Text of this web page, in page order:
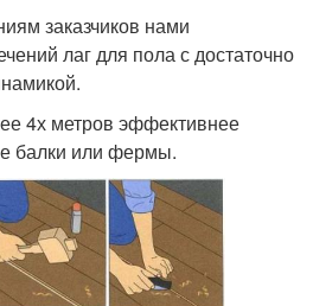
заказчиков нами
лаг для пола с достаточно
4х метров эффективнее
балки или фермы.